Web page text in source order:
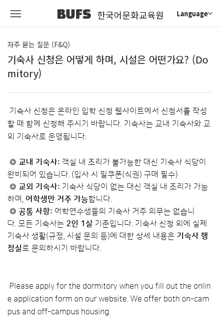
BUFS 한국어문화교육원 Language
자주 묻는 질문 (F&Q)
기숙사 신청은 어떻게 하며, 시설은 어떤가요? (Do
mitory)
기숙사 신청은 온라인 입학 신청 웹사이트에서 신청서를 작성
할 때 함께 신청해 주시기 바랍니다. 기숙사는 교내 기숙사와 교
외 기숙사로 운영됩니다.
◎ 교내 기숙사: 객실 내 조리가 불가능한 대신 기숙사 식당이
완비되어 있습니다. (입사 시 밀쿠폰(식권) 구매 필수)
◎ 교외 기숙사: 기숙사 식당이 없는 대신 객실 내 조리가 가능
하며, 여학생만 거주 가능합니다.
◎ 공통 사항: 어학연수생들의 기숙사 거주 의무는 없습니
다. 모든 기숙사는 2인 1실 기준입니다. 기숙사 신청 외에 실제
기숙사 생활(규정, 시설 문의 등)에 대한 상세 내용은 기숙사 행
정실로 문의하시기 바랍니다.
Please apply for the dormitory when you fill out the onlin
e application form on our website. We offer both on-cam
pus and off-campus housing.